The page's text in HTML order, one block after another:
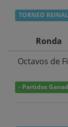
TORNEO
Ronda
Octavos de
- Partidos